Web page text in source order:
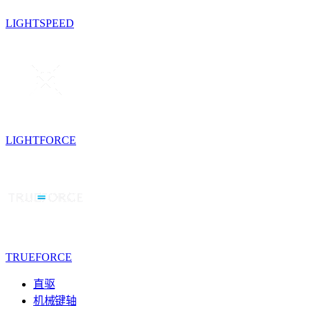
LIGHTSPEED
LIGHTFORCE
TRUEFORCE
直驱
机械键轴